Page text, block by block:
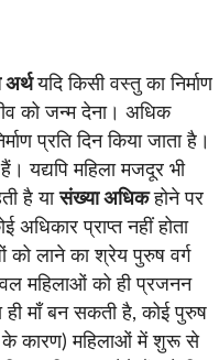
अर्थयदि किसी वस्तु का निर्माण
को जन्म देना। अधिक
प्रति दिन किया जाता है।
यद्यपि महिला मजदूर भी
है यासंख्या अधिकहोने पर
अधिकार प्राप्त नहीं होता
को लाने का श्रेय पुरुष वर्ग
महिलाओं को ही प्रजनन
माँ बन सकती है, कोई पुरुष
के कारण) महिलाओं में शुरू से